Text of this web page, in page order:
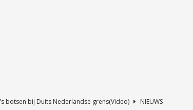
botsen bij Duits Nederlandse grens(Video)
NIEUWS